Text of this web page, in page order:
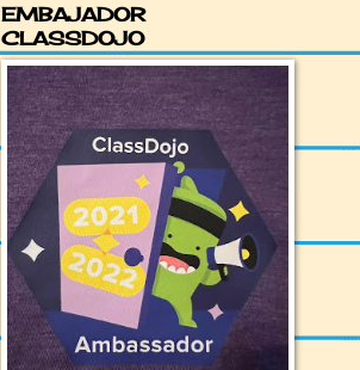
EMBAJADOR
CLASSDOJO